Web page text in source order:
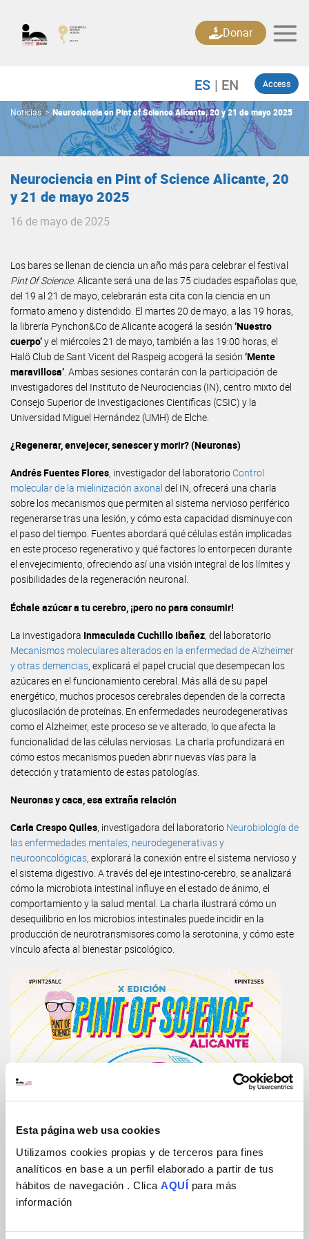
Esta página web usa cookies
Utilizamos cookies propias y de terceros para fines
analíticos en base a un perfil elaborado a partir de tus
hábitos de navegación . Clica AQUÍ para más
información
content
Access
Donar
Noticias > Neurociencia en Pint of Science Alicante, 20 y 21 de mayo 2025
Neurociencia en Pint of Science Alicante, 20
y 21 de mayo 2025
16 de mayo de 2025
Los bares se llenan de ciencia un año más para celebrar el festival
Pint Of Science. Alicante será una de las 75 ciudades españolas que,
del 19 al 21 de mayo, celebrarán esta cita con la ciencia en un
formato ameno y distendido. El martes 20 de mayo, a las 19 horas,
la librería Pynchon&Co de Alicante acogerá la sesión ‘Nuestro
cuerpo’y el miércoles 21 de mayo, también a las 19:00 horas, el
Halö Club de Sant Vicent del Raspeig acogerá la sesión ‘Mente
maravillosa’. Ambas sesiones contarán con la participación de
investigadores del Instituto de Neurociencias (IN), centro mixto del
Consejo Superior de Investigaciones Científicas (CSIC) y la
Universidad Miguel Hernández (UMH) de Elche.
¿Regenerar, envejecer, senescer y morir? (Neuronas)
Andrés Fuentes Flores, investigador del laboratorio Control
molecular de la mielinización axonal del IN, ofrecerá una charla
sobre los mecanismos que permiten al sistema nervioso periférico
regenerarse tras una lesión, y cómo esta capacidad disminuye con
el paso del tiempo. Fuentes abordará qué células están implicadas
en este proceso regenerativo y qué factores lo entorpecen durante
el envejecimiento, ofreciendo así una visión integral de los límites y
posibilidades de la regeneración neuronal.
Échale azúcar a tu cerebro, ¡pero no para consumir!
La investigadora Inmaculada Cuchillo Ibañez , del laboratorio
Mecanismos moleculares alterados en la enfermedad de Alzheimer
y otras demencias , explicará el papel crucial que desempecan los
azúcares en el funcionamiento cerebral. Más allá de su papel
energético, muchos procesos cerebrales dependen de la correcta
glucosilación de proteínas. En enfermedades neurodegenerativas
como el Alzheimer, este proceso se ve alterado, lo que afecta la
funcionalidad de las células nerviosas. La charla profundizará en
cómo estos mecanismos pueden abrir nuevas vías para la
detección y tratamiento de estas patologías.
Neuronas y caca, esa extraña relación
Carla Crespo Quiles, investigadora del laboratorio Neurobiología de
las enfermedades mentales, neurodegenerativas y
neurooncológicas, explorará la conexión entre el sistema nervioso y
el sistema digestivo. A través del eje intestino-cerebro, se analizará
cómo la microbiota intestinal influye en el estado de ánimo, el
comportamiento y la salud mental. La charla ilustrará cómo un
desequilibrio en los microbios intestinales puede incidir en la
producción de neurotransmisores como la serotonina, y cómo este
vínculo afecta al bienestar psicológico.